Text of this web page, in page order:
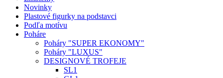
Novinky
Plastové figurky na podstavci
Podľa motívu
Poháre
Poháry "SUPER EKONOMY"
Poháry "LUXUS"
DESIGNOVÉ TROFEJE
SL1